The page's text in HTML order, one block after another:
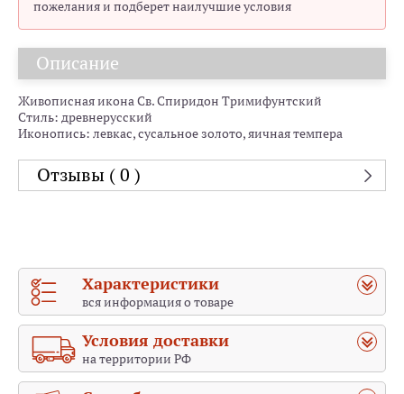
пожелания и подберет наилучшие условия
Описание
Живописная икона Св. Спиридон Тримифунтский
Стиль: древнерусский
Иконопись: левкас, сусальное золото, яичная темпера
Отзывы ( 0 )
Характеристики
вся информация о товаре
Условия доставки
на территории РФ